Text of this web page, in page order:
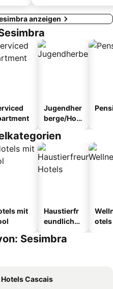
anzeigen
Jugendher
berge/Hos
mit
Haustierfr
eundliche
otels
Sesimbra
Hotels Cascais